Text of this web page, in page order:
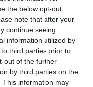
the below opt-out
note that after your
continue seeing
information utilized by
third parties prior to
out of the further
by third parties on the
This information may
nova